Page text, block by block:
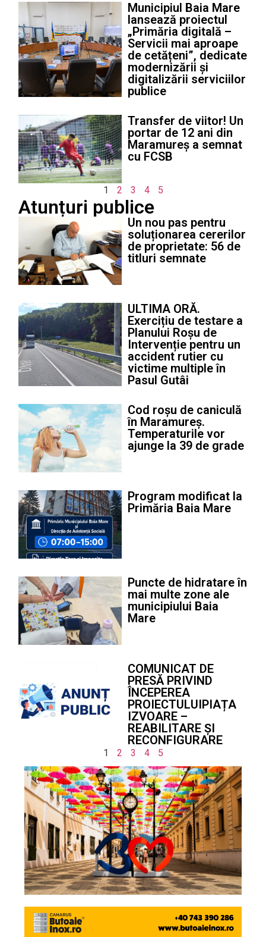
Municipiul Baia Mare
lansează proiectul
„Primăria digitală –
Servicii mai aproape
de cetățeni”, dedicate
modernizării și
digitalizării serviciilor
publice
Transfer de viitor! Un
portar de 12 ani din
Maramureș a semnat
cu FCSB
1 2 3 4 5
Atunțuri publice
Un nou pas pentru
soluționarea cererilor
de proprietate: 56 de
titluri semnate
ULTIMA ORĂ.
Exercițiu de testare a
Planului Roșu de
Intervenție pentru un
accident rutier cu
victime multiple în
Pasul Gutâi
Cod roșu de caniculă
în Maramureș.
Temperaturile vor
ajunge la 39 de grade
Program modificat la
Primăria Baia Mare
Puncte de hidratare în
mai multe zone ale
municipiului Baia
Mare
COMUNICAT DE
PRESĂ PRIVIND
ÎNCEPEREA
PROIECTULUIPIAȚA
IZVOARE –
REABILITARE ȘI
RECONFIGURARE
1 2 3 4 5